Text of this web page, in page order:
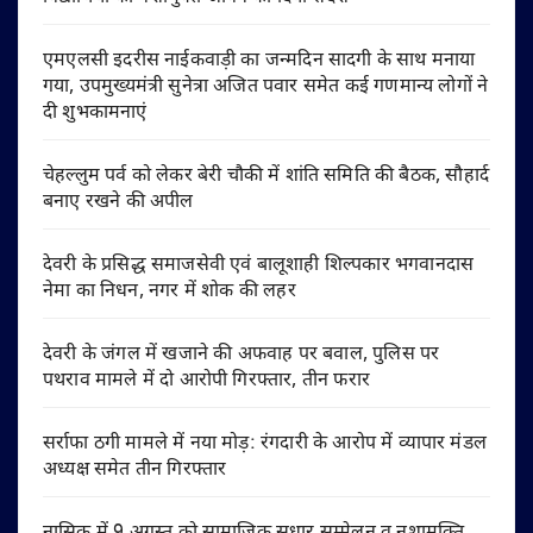
एमएलसी इदरीस नाईकवाड़ी का जन्मदिन सादगी के साथ मनाया
गया, उपमुख्यमंत्री सुनेत्रा अजित पवार समेत कई गणमान्य लोगों ने
दी शुभकामनाएं
चेहल्लुम पर्व को लेकर बेरी चौकी में शांति समिति की बैठक, सौहार्द
बनाए रखने की अपील
देवरी के प्रसिद्ध समाजसेवी एवं बालूशाही शिल्पकार भगवानदास
नेमा का निधन, नगर में शोक की लहर
देवरी के जंगल में खजाने की अफवाह पर बवाल, पुलिस पर
पथराव मामले में दो आरोपी गिरफ्तार, तीन फरार
सर्राफा ठगी मामले में नया मोड़: रंगदारी के आरोप में व्यापार मंडल
अध्यक्ष समेत तीन गिरफ्तार